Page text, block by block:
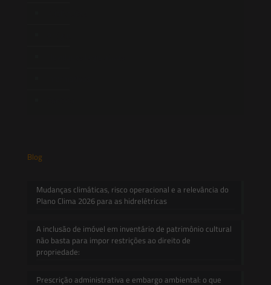
Blog
Mudanças climáticas, risco operacional e a relevância do
Plano Clima 2026 para as hidrelétricas
A inclusão de imóvel em inventário de patrimônio cultural
não basta para impor restrições ao direito de
propriedade:
Prescrição administrativa e embargo ambiental: o que